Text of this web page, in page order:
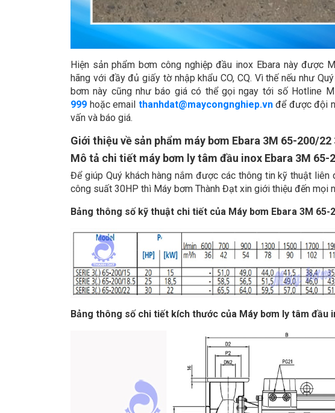
Hiện sản phẩm bơm công nghiệp đầu inox Ebara này được
hãng với đầy đủ giấy tờ nhập khẩu CO, CQ. Vì thế nếu như
bơm này cũng như báo giá có thể gọi ngay tới số Hotline
999 hoặc email thanhdat@maycongnghiep.vnđể được đội
vấn và báo giá.
Giới thiệu về sản phẩm máy bơm Ebara 3M 65-200/22
Mô tả chi tiết máy bơm ly tâm đầu inox Ebara 3M 65-
Để giúp Quý khách hàng nắm được các thông tin kỹ thuật
công suất 30HP thì Máy bơm Thành Đạt xin giới thiệu đến mọi
Bảng thông số kỹ thuật chi tiết của Máy bơm Ebara 3M 65-
Bảng thông số chi tiết kích thước của Máy bơm ly tâm đầu